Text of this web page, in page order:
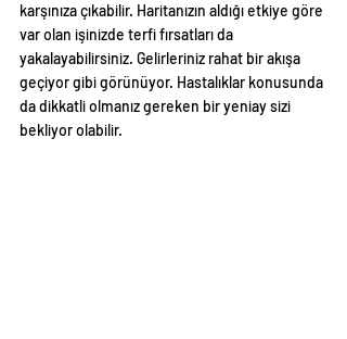
karşınıza çıkabilir. Haritanızın aldığı etkiye göre
var olan işinizde terfi fırsatları da
yakalayabilirsiniz. Gelirleriniz rahat bir akışa
geçiyor gibi görünüyor. Hastalıklar konusunda
da dikkatli olmanız gereken bir yeniay sizi
bekliyor olabilir.